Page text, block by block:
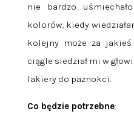
nie bardzo
kolorów, kiedy
kolejny może za jakieś
ciągle siedział mi w
lakiery do paznokci.
Co będzie potrzebne: